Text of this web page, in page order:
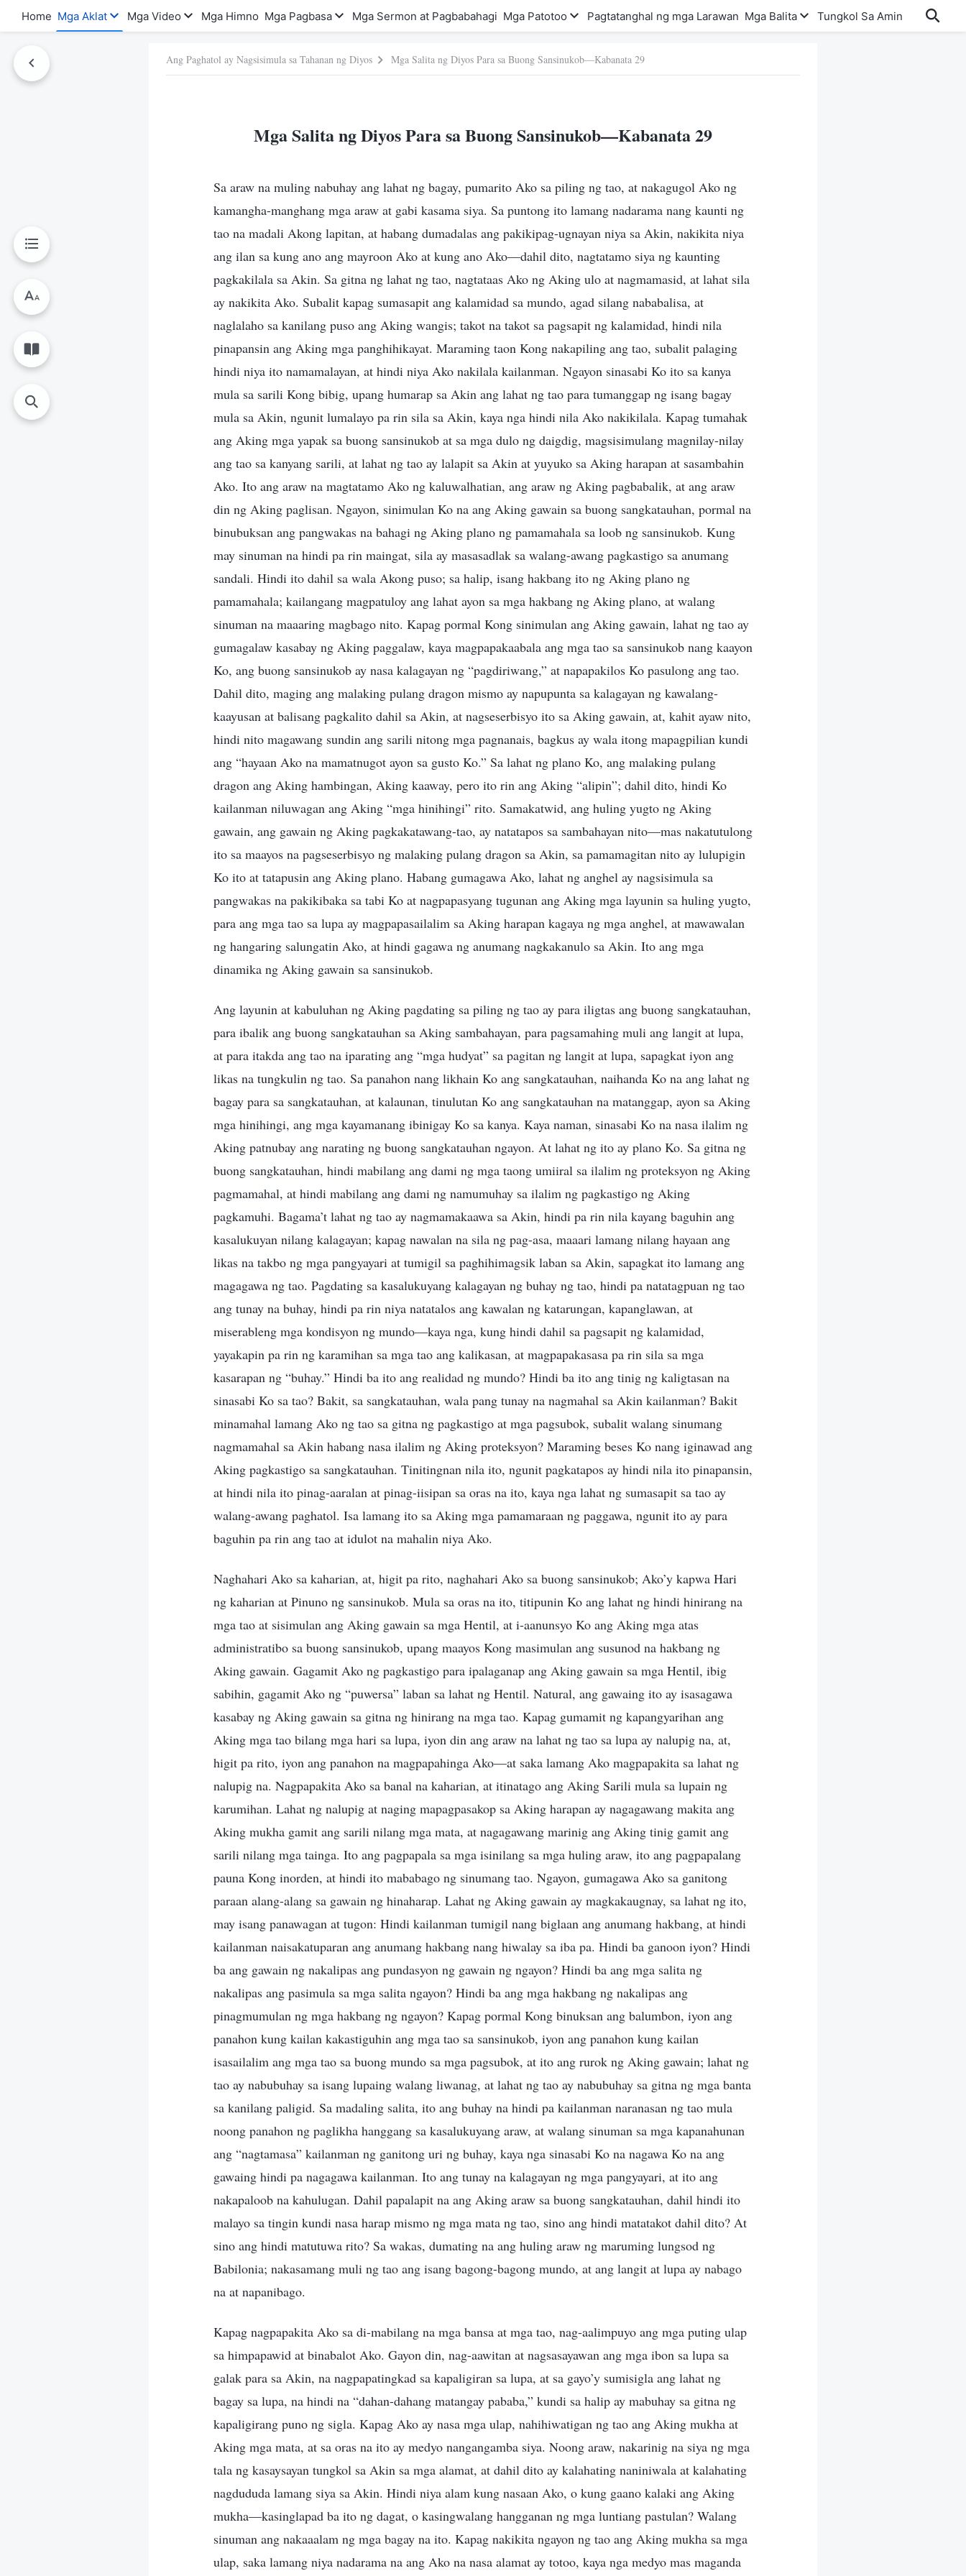
Home Mga Aklat Mga Video Mga Himno Mga Pagbasa Mga Sermon at Pagbabahagi Mga Patotoo Pagtatanghal ng mga Larawan Mga Balita Tungkol Sa Amin
Ang Paghatol ay Nagsisimula sa Tahanan ng Diyos Mga Salita ng Diyos Para sa Buong Sansinukob—Kabanata 29
Mga Salita ng Diyos Para sa Buong Sansinukob—Kabanata 29
Sa araw na muling nabuhay ang lahat ng bagay, pumarito Ako sa piling ng tao, at nakagugol Ako ng
kamangha-manghang mga araw at gabi kasama siya. Sa puntong ito lamang nadarama nang kaunti ng
tao na madali Akong lapitan, at habang dumadalas ang pakikipag-ugnayan niya sa Akin, nakikita niya
ang ilan sa kung ano ang mayroon Ako at kung ano Ako—dahil dito, nagtatamo siya ng kaunting
pagkakilala sa Akin. Sa gitna ng lahat ng tao, nagtataas Ako ng Aking ulo at nagmamasid, at lahat sila
ay nakikita Ako. Subalit kapag sumasapit ang kalamidad sa mundo, agad silang nababalisa, at
naglalaho sa kanilang puso ang Aking wangis; takot na takot sa pagsapit ng kalamidad, hindi nila
pinapansin ang Aking mga panghihikayat. Maraming taon Kong nakapiling ang tao, subalit palaging
hindi niya ito namamalayan, at hindi niya Ako nakilala kailanman. Ngayon sinasabi Ko ito sa kanya
mula sa sarili Kong bibig, upang humarap sa Akin ang lahat ng tao para tumanggap ng isang bagay
mula sa Akin, ngunit lumalayo pa rin sila sa Akin, kaya nga hindi nila Ako nakikilala. Kapag tumahak
ang Aking mga yapak sa buong sansinukob at sa mga dulo ng daigdig, magsisimulang magnilay-nilay
ang tao sa kanyang sarili, at lahat ng tao ay lalapit sa Akin at yuyuko sa Aking harapan at sasambahin
Ako. Ito ang araw na magtatamo Ako ng kaluwalhatian, ang araw ng Aking pagbabalik, at ang araw
din ng Aking paglisan. Ngayon, sinimulan Ko na ang Aking gawain sa buong sangkatauhan, pormal na
binubuksan ang pangwakas na bahagi ng Aking plano ng pamamahala sa loob ng sansinukob. Kung
may sinuman na hindi pa rin maingat, sila ay masasadlak sa walang-awang pagkastigo sa anumang
sandali. Hindi ito dahil sa wala Akong puso; sa halip, isang hakbang ito ng Aking plano ng
pamamahala; kailangang magpatuloy ang lahat ayon sa mga hakbang ng Aking plano, at walang
sinuman na maaaring magbago nito. Kapag pormal Kong sinimulan ang Aking gawain, lahat ng tao ay
gumagalaw kasabay ng Aking paggalaw, kaya magpapakaabala ang mga tao sa sansinukob nang kaayon
Ko, ang buong sansinukob ay nasa kalagayan ng “pagdiriwang,” at napapakilos Ko pasulong ang tao.
Dahil dito, maging ang malaking pulang dragon mismo ay napupunta sa kalagayan ng kawalang-
kaayusan at balisang pagkalito dahil sa Akin, at nagseserbisyo ito sa Aking gawain, at, kahit ayaw nito,
hindi nito magawang sundin ang sarili nitong mga pagnanais, bagkus ay wala itong mapagpilian kundi
ang “hayaan Ako na mamatnugot ayon sa gusto Ko.” Sa lahat ng plano Ko, ang malaking pulang
dragon ang Aking hambingan, Aking kaaway, pero ito rin ang Aking “alipin”; dahil dito, hindi Ko
kailanman niluwagan ang Aking “mga hinihingi” rito. Samakatwid, ang huling yugto ng Aking
gawain, ang gawain ng Aking pagkakatawang-tao, ay natatapos sa sambahayan nito—mas nakatutulong
ito sa maayos na pagseserbisyo ng malaking pulang dragon sa Akin, sa pamamagitan nito ay lulupigin
Ko ito at tatapusin ang Aking plano. Habang gumagawa Ako, lahat ng anghel ay nagsisimula sa
pangwakas na pakikibaka sa tabi Ko at nagpapasyang tugunan ang Aking mga layunin sa huling yugto,
para ang mga tao sa lupa ay magpapasailalim sa Aking harapan kagaya ng mga anghel, at mawawalan
ng hangaring salungatin Ako, at hindi gagawa ng anumang nagkakanulo sa Akin. Ito ang mga
dinamika ng Aking gawain sa sansinukob.
Ang layunin at kabuluhan ng Aking pagdating sa piling ng tao ay para iligtas ang buong sangkatauhan,
para ibalik ang buong sangkatauhan sa Aking sambahayan, para pagsamahing muli ang langit at lupa,
at para itakda ang tao na iparating ang “mga hudyat” sa pagitan ng langit at lupa, sapagkat iyon ang
likas na tungkulin ng tao. Sa panahon nang likhain Ko ang sangkatauhan, naihanda Ko na ang lahat ng
bagay para sa sangkatauhan, at kalaunan, tinulutan Ko ang sangkatauhan na matanggap, ayon sa Aking
mga hinihingi, ang mga kayamanang ibinigay Ko sa kanya. Kaya naman, sinasabi Ko na nasa ilalim ng
Aking patnubay ang narating ng buong sangkatauhan ngayon. At lahat ng ito ay plano Ko. Sa gitna ng
buong sangkatauhan, hindi mabilang ang dami ng mga taong umiiral sa ilalim ng proteksyon ng Aking
pagmamahal, at hindi mabilang ang dami ng namumuhay sa ilalim ng pagkastigo ng Aking
pagkamuhi. Bagama’t lahat ng tao ay nagmamakaawa sa Akin, hindi pa rin nila kayang baguhin ang
kasalukuyan nilang kalagayan; kapag nawalan na sila ng pag-asa, maaari lamang nilang hayaan ang
likas na takbo ng mga pangyayari at tumigil sa paghihimagsik laban sa Akin, sapagkat ito lamang ang
magagawa ng tao. Pagdating sa kasalukuyang kalagayan ng buhay ng tao, hindi pa natatagpuan ng tao
ang tunay na buhay, hindi pa rin niya natatalos ang kawalan ng katarungan, kapanglawan, at
miserableng mga kondisyon ng mundo—kaya nga, kung hindi dahil sa pagsapit ng kalamidad,
yayakapin pa rin ng karamihan sa mga tao ang kalikasan, at magpapakasasa pa rin sila sa mga
kasarapan ng “buhay.” Hindi ba ito ang realidad ng mundo? Hindi ba ito ang tinig ng kaligtasan na
sinasabi Ko sa tao? Bakit, sa sangkatauhan, wala pang tunay na nagmahal sa Akin kailanman? Bakit
minamahal lamang Ako ng tao sa gitna ng pagkastigo at mga pagsubok, subalit walang sinumang
nagmamahal sa Akin habang nasa ilalim ng Aking proteksyon? Maraming beses Ko nang iginawad ang
Aking pagkastigo sa sangkatauhan. Tinitingnan nila ito, ngunit pagkatapos ay hindi nila ito pinapansin,
at hindi nila ito pinag-aaralan at pinag-iisipan sa oras na ito, kaya nga lahat ng sumasapit sa tao ay
walang-awang paghatol. Isa lamang ito sa Aking mga pamamaraan ng paggawa, ngunit ito ay para
baguhin pa rin ang tao at idulot na mahalin niya Ako.
Naghahari Ako sa kaharian, at, higit pa rito, naghahari Ako sa buong sansinukob; Ako’y kapwa Hari
ng kaharian at Pinuno ng sansinukob. Mula sa oras na ito, titipunin Ko ang lahat ng hindi hinirang na
mga tao at sisimulan ang Aking gawain sa mga Hentil, at i-aanunsyo Ko ang Aking mga atas
administratibo sa buong sansinukob, upang maayos Kong masimulan ang susunod na hakbang ng
Aking gawain. Gagamit Ako ng pagkastigo para ipalaganap ang Aking gawain sa mga Hentil, ibig
sabihin, gagamit Ako ng “puwersa” laban sa lahat ng Hentil. Natural, ang gawaing ito ay isasagawa
kasabay ng Aking gawain sa gitna ng hinirang na mga tao. Kapag gumamit ng kapangyarihan ang
Aking mga tao bilang mga hari sa lupa, iyon din ang araw na lahat ng tao sa lupa ay nalupig na, at,
higit pa rito, iyon ang panahon na magpapahinga Ako—at saka lamang Ako magpapakita sa lahat ng
nalupig na. Nagpapakita Ako sa banal na kaharian, at itinatago ang Aking Sarili mula sa lupain ng
karumihan. Lahat ng nalupig at naging mapagpasakop sa Aking harapan ay nagagawang makita ang
Aking mukha gamit ang sarili nilang mga mata, at nagagawang marinig ang Aking tinig gamit ang
sarili nilang mga tainga. Ito ang pagpapala sa mga isinilang sa mga huling araw, ito ang pagpapalang
pauna Kong inorden, at hindi ito mababago ng sinumang tao. Ngayon, gumagawa Ako sa ganitong
paraan alang-alang sa gawain ng hinaharap. Lahat ng Aking gawain ay magkakaugnay, sa lahat ng ito,
may isang panawagan at tugon: Hindi kailanman tumigil nang biglaan ang anumang hakbang, at hindi
kailanman naisakatuparan ang anumang hakbang nang hiwalay sa iba pa. Hindi ba ganoon iyon? Hindi
ba ang gawain ng nakalipas ang pundasyon ng gawain ng ngayon? Hindi ba ang mga salita ng
nakalipas ang pasimula sa mga salita ngayon? Hindi ba ang mga hakbang ng nakalipas ang
pinagmumulan ng mga hakbang ng ngayon? Kapag pormal Kong binuksan ang balumbon, iyon ang
panahon kung kailan kakastiguhin ang mga tao sa sansinukob, iyon ang panahon kung kailan
isasailalim ang mga tao sa buong mundo sa mga pagsubok, at ito ang rurok ng Aking gawain; lahat ng
tao ay nabubuhay sa isang lupaing walang liwanag, at lahat ng tao ay nabubuhay sa gitna ng mga banta
sa kanilang paligid. Sa madaling salita, ito ang buhay na hindi pa kailanman naranasan ng tao mula
noong panahon ng paglikha hanggang sa kasalukuyang araw, at walang sinuman sa mga kapanahunan
ang “nagtamasa” kailanman ng ganitong uri ng buhay, kaya nga sinasabi Ko na nagawa Ko na ang
gawaing hindi pa nagagawa kailanman. Ito ang tunay na kalagayan ng mga pangyayari, at ito ang
nakapaloob na kahulugan. Dahil papalapit na ang Aking araw sa buong sangkatauhan, dahil hindi ito
malayo sa tingin kundi nasa harap mismo ng mga mata ng tao, sino ang hindi matatakot dahil dito? At
sino ang hindi matutuwa rito? Sa wakas, dumating na ang huling araw ng maruming lungsod ng
Babilonia; nakasamang muli ng tao ang isang bagong-bagong mundo, at ang langit at lupa ay nabago
na at napanibago.
Kapag nagpapakita Ako sa di-mabilang na mga bansa at mga tao, nag-aalimpuyo ang mga puting ulap
sa himpapawid at binabalot Ako. Gayon din, nag-aawitan at nagsasayawan ang mga ibon sa lupa sa
galak para sa Akin, na nagpapatingkad sa kapaligiran sa lupa, at sa gayo’y sumisigla ang lahat ng
bagay sa lupa, na hindi na “dahan-dahang matangay pababa,” kundi sa halip ay mabuhay sa gitna ng
kapaligirang puno ng sigla. Kapag Ako ay nasa mga ulap, nahihiwatigan ng tao ang Aking mukha at
Aking mga mata, at sa oras na ito ay medyo nangangamba siya. Noong araw, nakarinig na siya ng mga
tala ng kasaysayan tungkol sa Akin sa mga alamat, at dahil dito ay kalahating naniniwala at kalahating
nagdududa lamang siya sa Akin. Hindi niya alam kung nasaan Ako, o kung gaano kalaki ang Aking
mukha—kasinglapad ba ito ng dagat, o kasingwalang hangganan ng mga luntiang pastulan? Walang
sinuman ang nakaaalam ng mga bagay na ito. Kapag nakikita ngayon ng tao ang Aking mukha sa mga
ulap, saka lamang niya nadarama na ang Ako na nasa alamat ay totoo, kaya nga medyo mas maganda